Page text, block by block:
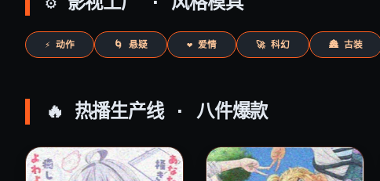
⚡ 动作 🌀 悬疑 ❤️ 爱情 🚀 科幻 🏯 古装
🔥 热播生产线 · 八件爆款